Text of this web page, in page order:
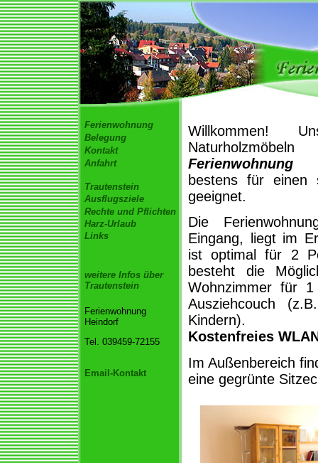
Ferienwohnung
Belegung
Kontakt
Anfahrt
Trautenstein
Ausflugsziele
Rechte und Pflichten
Harz-Urlaub
Links
weitere Infos über
Trautenstein
Ferienwohnung
Heindorf
Tel. 039459-72155
Email-Kontakt
Willkommen!
Ferienwohnung
bestens für einen
geeignet.
Die
Eingang, liegt im
ist optimal für 2
besteht die
Wohnzimmer für
Ausziehcouch
Kindern).
Kostenfreies
Im Außenbereich
eine gegrünte